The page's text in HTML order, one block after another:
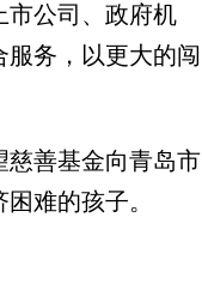
市公司、政府机
务，以更大的闯
善基金向青岛市
难的孩子。